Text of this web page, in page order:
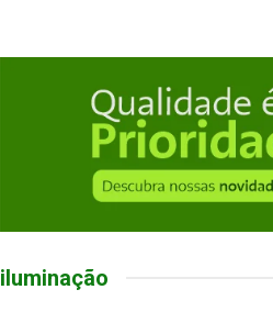
iluminação